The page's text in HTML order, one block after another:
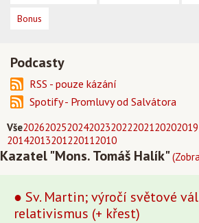
Vše20262025202420232022202120202019
20142013201220112010
Kazatel "Mons. Tomáš Halík"
● Sv. Martin; výročí světové
relativismus (+ křest)
Bonus
Podcasty
RSS - pouze kázání
Spotify - Promluvy od Salvátora